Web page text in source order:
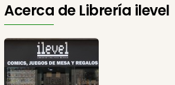
Acerca de Librería ilevel